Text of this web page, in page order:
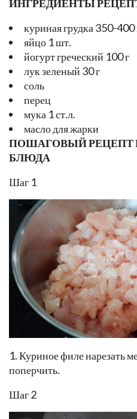
ИНГРЕДИЕНТЫ
куриная грудка 350-400
яйцо 1 шт.
йогурт греческий 100 г
лук зеленый 30 г
соль
перец
мука 1 ст.л.
масло для жарки
ПОШАГОВЫЙ РЕЦЕПТ
БЛЮДА
Шаг 1
1. Куриное филе нарезать
поперчить.
Шаг 2